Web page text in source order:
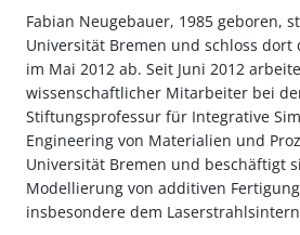
Fabian Neugebauer, 1985 geboren,
Universität Bremen und schloss dort
im Mai 2012 ab. Seit Juni 2012
wissenschaftlicher Mitarbeiter bei
Stiftungsprofessur für Integrative
Engineering von Materialien und
Universität Bremen und beschäftigt
Modellierung von additiven
insbesondere dem